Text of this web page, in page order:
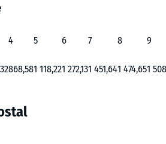
4 5 6 7 8
9
868,581 118,221 272,131 451,641 474,651